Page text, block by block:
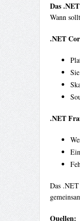
Das
Wann
.NET
.NET
Das
Quellen: